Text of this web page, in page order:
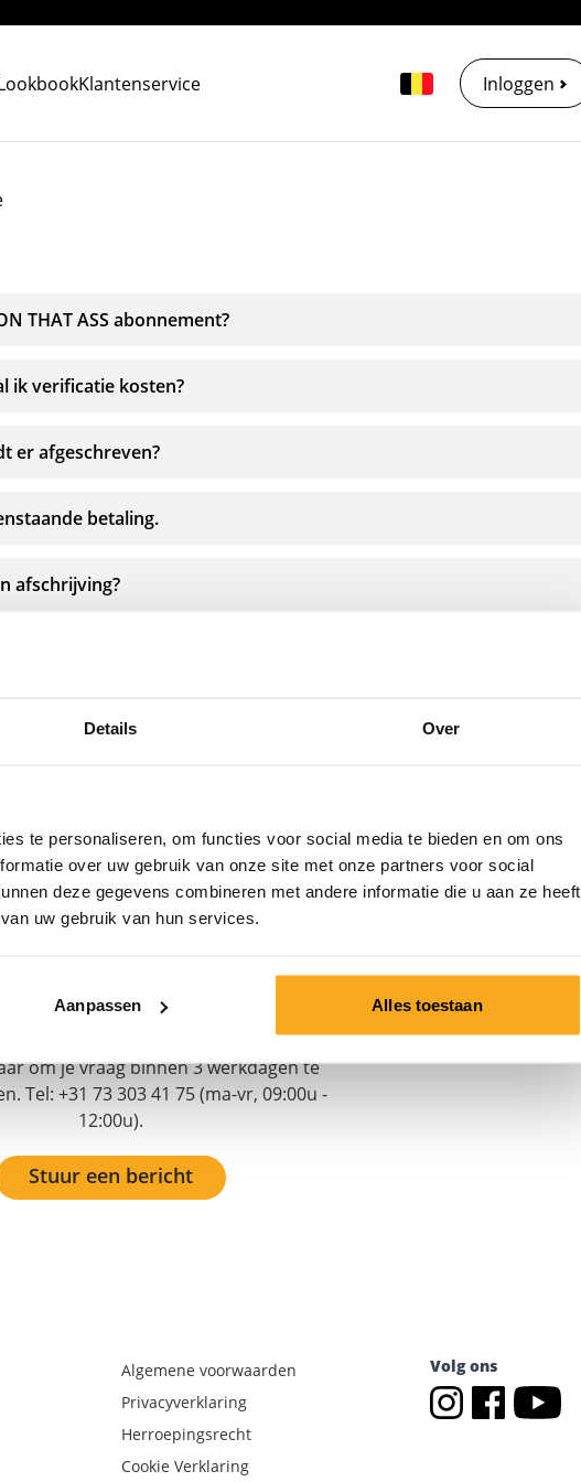
Details Over
te personaliseren, om functies voor social media te bieden en om ons
over uw gebruik van onze site met onze partners voor social
deze gegevens combineren met andere informatie die u aan ze heeft
uw gebruik van hun services.
Aanpassen Alles toestaan
Klantenservice Inloggen
THAT ASS abonnement?
ik verificatie kosten?
er afgeschreven?
betaling.
afschrijving?
betaalherinneringen?
contact op
abonnement en stel je vraag. Je kunt
via hello-nl@onthatass.com. We
om je vraag binnen 3 werkdagen te
Tel: +31 73 303 41 75 (ma-vr, 09:00u -
12:00u).
Stuur een bericht
Algemene voorwaarden
Privacyverklaring
Herroepingsrecht
Cookie Verklaring
Volg ons